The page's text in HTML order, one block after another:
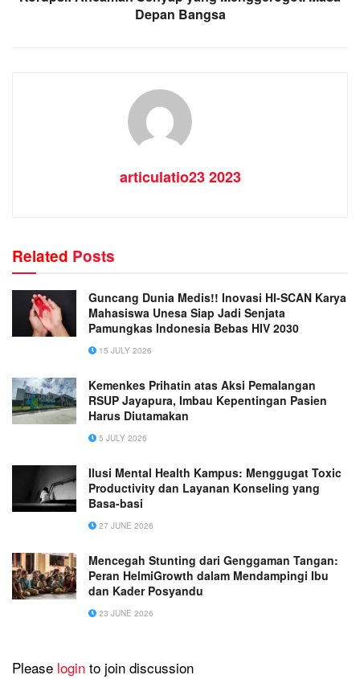
Depan Bangsa
articulatio23 2023
Related Posts
Guncang Dunia Medis!! Inovasi HI-SCAN Karya
Mahasiswa Unesa Siap Jadi Senjata
Pamungkas Indonesia Bebas HIV 2030
15 JULY 2026
Kemenkes Prihatin atas Aksi Pemalangan
RSUP Jayapura, Imbau Kepentingan Pasien
Harus Diutamakan
5 JULY 2026
Ilusi Mental Health Kampus: Menggugat Toxic
Productivity dan Layanan Konseling yang
Basa-basi
27 JUNE 2026
Mencegah Stunting dari Genggaman Tangan:
Peran HelmiGrowth dalam Mendampingi Ibu
dan Kader Posyandu
23 JUNE 2026
Please login to join discussion